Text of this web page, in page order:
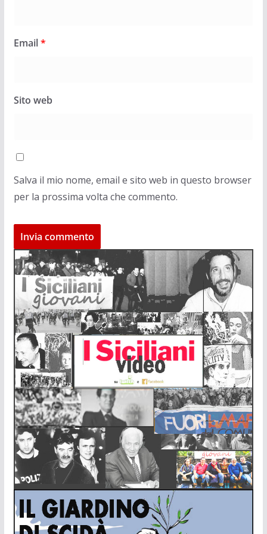
Email*
Sito web
Salva il mio nome, email e sito web in questo browser
per la prossima volta che commento.